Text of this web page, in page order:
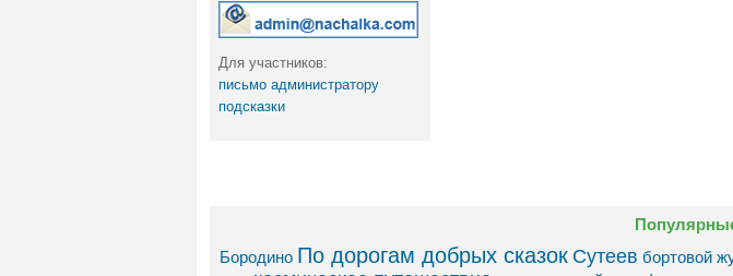
Для участников:
письмо администратору
подсказки
Бородино По дорогам добрых сказок Сутеев бортовой